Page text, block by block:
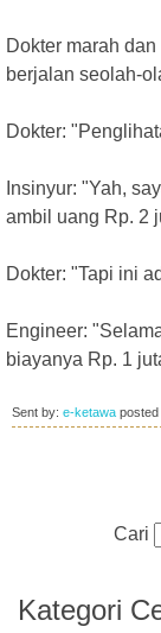
Dokter marah
berjalan seolah-
Dokter:
Insinyur: "Yah,
ambil uang Rp. 2
Dokter: "Tapi ini
Engineer:
biayanya Rp. 1
Sent by: e-ketawa posted
Cari
Kategori